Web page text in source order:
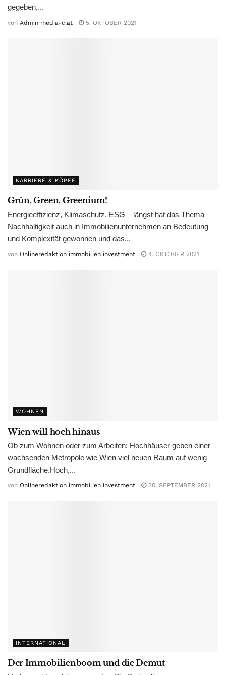
gegeben,...
von Admin media-c.at 5. OKTOBER 2021
KARRIERE & KÖPFE
Grün, Green, Greenium!
Energieeffizienz, Klimaschutz, ESG – längst hat das Thema
Nachhaltigkeit auch in Immobilienunternehmen an Bedeutung
und Komplexität gewonnen und das...
von Onlineredaktion immobilien investment 4. OKTOBER 2021
WOHNEN
Wien will hoch hinaus
Ob zum Wohnen oder zum Arbeiten: Hochhäuser geben einer
wachsenden Metropole wie Wien viel neuen Raum auf wenig
Grundfläche.Hoch,...
von Onlineredaktion immobilien investment 30. SEPTEMBER 2021
INTERNATIONAL
Der Immobilienboom und die Demut